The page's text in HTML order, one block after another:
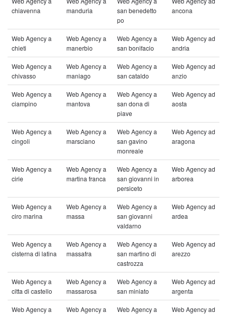
chiavenna
manduria
san benedetto
po
ancona
Web Agency a
chieti
Web Agency a
manerbio
Web Agency a
san bonifacio
Web Agency ad
andria
Web Agency a
chivasso
Web Agency a
maniago
Web Agency a
san cataldo
Web Agency ad
anzio
Web Agency a
ciampino
Web Agency a
mantova
Web Agency a
san dona di
piave
Web Agency ad
aosta
Web Agency a
cingoli
Web Agency a
marsciano
Web Agency a
san gavino
monreale
Web Agency ad
aragona
Web Agency a
cirie
Web Agency a
martina franca
Web Agency a
san giovanni in
persiceto
Web Agency ad
arborea
Web Agency a
ciro marina
Web Agency a
massa
Web Agency a
san giovanni
valdarno
Web Agency ad
ardea
Web Agency a
cisterna di latina
Web Agency a
massafra
Web Agency a
san martino di
castrozza
Web Agency ad
arezzo
Web Agency a
citta di castello
Web Agency a
massarosa
Web Agency a
san miniato
Web Agency ad
argenta
Web Agency a
Web Agency a
Web Agency a
Web Agency ad